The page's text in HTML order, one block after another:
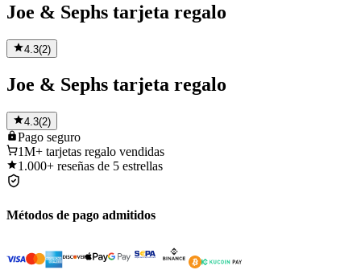
Joe & Sephs tarjeta regalo
4.3(2)
Joe & Sephs tarjeta regalo
4.3(2)
Pago seguro
1M+ tarjetas regalo vendidas
1.000+ reseñas de 5 estrellas
Métodos de pago admitidos